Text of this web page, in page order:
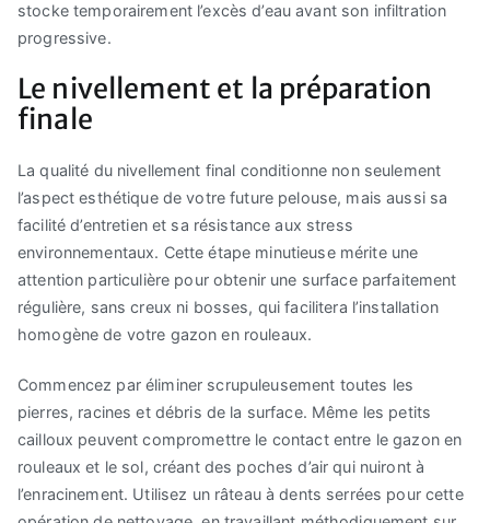
stocke temporairement l’excès d’eau avant son infiltration
progressive.
Le nivellement et la préparation
finale
La qualité du nivellement final conditionne non seulement
l’aspect esthétique de votre future pelouse, mais aussi sa
facilité d’entretien et sa résistance aux stress
environnementaux. Cette étape minutieuse mérite une
attention particulière pour obtenir une surface parfaitement
régulière, sans creux ni bosses, qui facilitera l’installation
homogène de votre gazon en rouleaux.
Commencez par éliminer scrupuleusement toutes les
pierres, racines et débris de la surface. Même les petits
cailloux peuvent compromettre le contact entre le gazon en
rouleaux et le sol, créant des poches d’air qui nuiront à
l’enracinement. Utilisez un râteau à dents serrées pour cette